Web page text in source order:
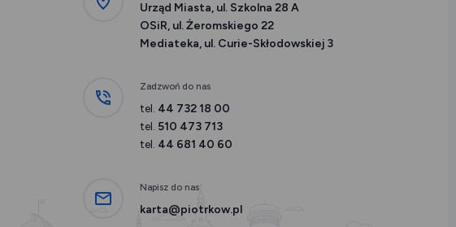
Urząd Miasta, ul. Szkolna 28 A
OSiR, ul. Żeromskiego 22
Mediateka, ul. Curie-Skłodowskiej 3
Zadzwoń do nas
tel. 44 732 18 00
tel. 510 473 713
tel. 44 681 40 60
Napisz do nas
karta@piotrkow.pl